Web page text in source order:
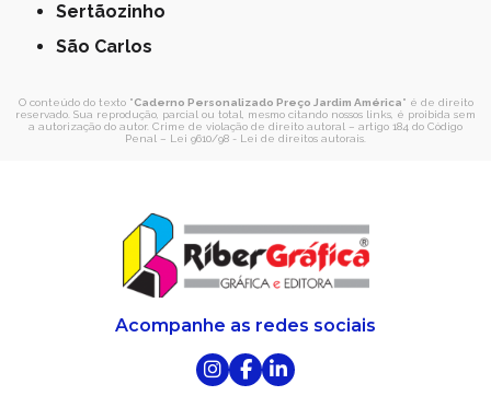
Sertãozinho
São Carlos
O conteúdo do texto "Caderno Personalizado Preço Jardim América" é de direito
reservado. Sua reprodução, parcial ou total, mesmo citando nossos links, é proibida sem
a autorização do autor. Crime de violação de direito autoral – artigo 184 do Código
Penal – Lei 9610/98 - Lei de direitos autorais
Acompanhe as redes sociais